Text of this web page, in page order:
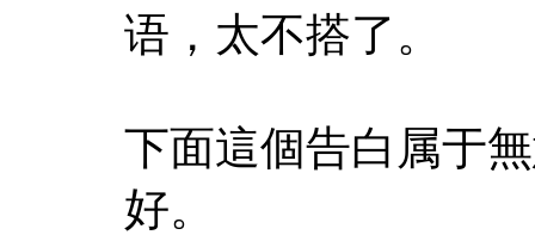
语，太不搭了。
下面這個告白属于
好。